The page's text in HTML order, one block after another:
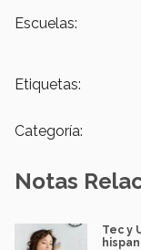
Escuelas:
Etiquetas:
Categoría:
Notas
Tec y